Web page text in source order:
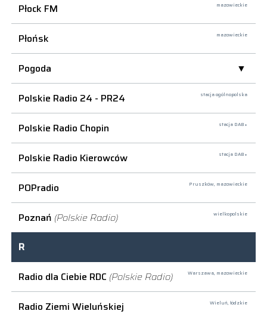
Płock FM
mazowieckie
Płońsk mazowieckie
Pogoda
Polskie Radio 24 - PR24
stacja ogólnopolska
Polskie Radio Chopin stacja DAB+
Polskie Radio Kierowców stacja DAB+
POPradio Pruszków, mazowieckie
Poznań (Polskie Radio) wielkopolskie
R
Radio dla Ciebie RDC (Polskie Radio) Warszawa, mazowieckie
Radio Ziemi Wieluńskiej Wieluń, łódzkie